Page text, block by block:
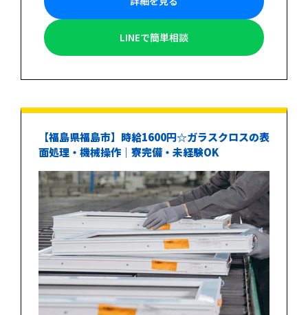
LINEで簡単相談
【福島県福島市】時給1600円☆ガラスクロスの表
面処理・機械操作｜寮完備・未経験OK